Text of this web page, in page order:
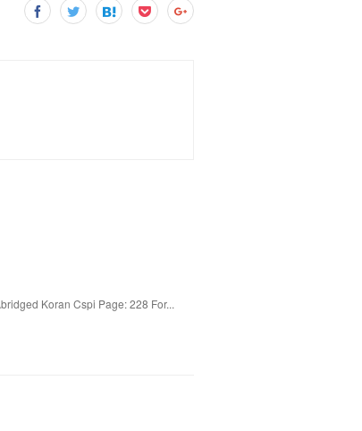
Koran Cspi Page: 228 For...